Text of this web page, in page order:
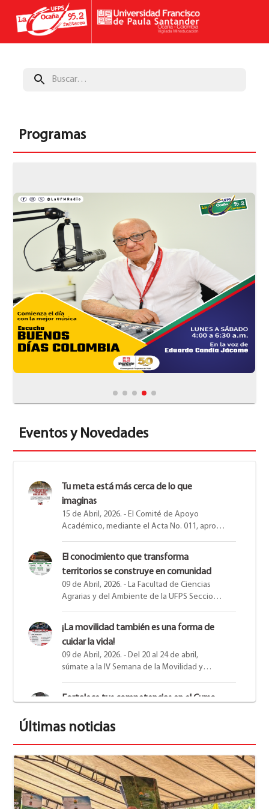
Programas
Eventos y Novedades
Tu meta está más cerca de lo que
imaginas
15 de Abril, 2026. - El Comité de Apoyo
Académico, mediante el Acta No. 011, aprobó
trabajo de grado, brindando una nueva
oportunidad para quienes están próximos a
alcanzar este importante logro.
El conocimiento que transforma
territorios se construye en comunidad
09 de Abril, 2026. - La Facultad de Ciencias
Agrarias y del Ambiente de la UFPS Seccional
investigación, la sostenibilidad y la
innovación se conectan en un mismo
escenario
¡La movilidad también es una forma de
cuidar la vida!
09 de Abril, 2026. - Del 20 al 24 de abril,
súmate a la IV Semana de la Movilidad y
una cultura vial más consciente, segura e
innovadora.
Fortalece tus competencias en el Curso
diseñado para estudiantes y
arquitectura, construcción y áreas afines.
mantenimiento de pavimentos, drenajes,
puentes y túneles. Modalidad: Virtual Martes
a jueves, 7:00 p.m. a 10:00 p.m.
Aprender un nuevo idioma es abrir nuevas
oportunidades
Últimas noticias